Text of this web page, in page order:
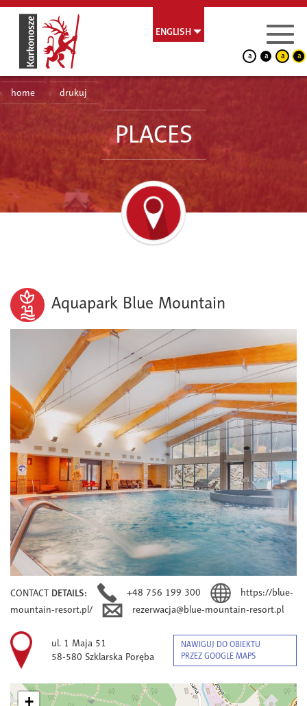
ENGLISH
a a a a
home drukuj
PLACES
Aquapark Blue Mountain
CONTACT DETAILS: +48 756 199 300
https://blue-
mountain-resort.pl/
rezerwacja@blue-mountain-resort.pl
ul. 1 Maja 51
58-580 Szklarska Poręba
NAWIGUJ DO OBIEKTU
PRZEZ GOOGLE MAPS
+